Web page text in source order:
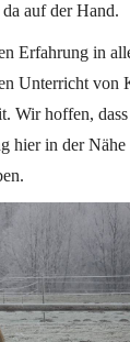
auf der Hand.
Erfahrung in
Unterricht von
Wir hoffen,
hier in der